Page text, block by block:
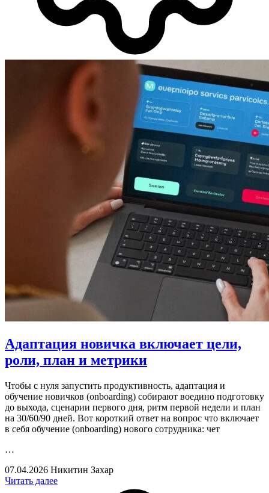
Адаптация новичка включает цели,
роли, план и метрики
Чтобы с нуля запустить продуктивность, адаптация и
обучение новичков (onboarding) собирают воедино подготовку
до выхода, сценарии первого дня, ритм первой недели и план
на 30/60/90 дней. Вот короткий ответ на вопрос что включает
в себя обучение (onboarding) нового сотрудника: чет
…
07.04.2026 Никитин Захар
Читать далее